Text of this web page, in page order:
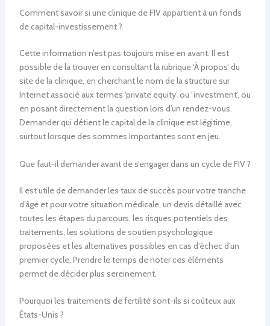
Comment savoir si une clinique de FIV appartient à un fonds
de capital-investissement ?
Cette information n’est pas toujours mise en avant. Il est
possible de la trouver en consultant la rubrique ‘À propos’ du
site de la clinique, en cherchant le nom de la structure sur
Internet associé aux termes ‘private equity’ ou ‘investment’, ou
en posant directement la question lors d’un rendez-vous.
Demander qui détient le capital de la clinique est légitime,
surtout lorsque des sommes importantes sont en jeu.
Que faut-il demander avant de s’engager dans un cycle de FIV ?
Il est utile de demander les taux de succès pour votre tranche
d’âge et pour votre situation médicale, un devis détaillé avec
toutes les étapes du parcours, les risques potentiels des
traitements, les solutions de soutien psychologique
proposées et les alternatives possibles en cas d’échec d’un
premier cycle. Prendre le temps de noter ces éléments
permet de décider plus sereinement.
Pourquoi les traitements de fertilité sont-ils si coûteux aux
États-Unis ?